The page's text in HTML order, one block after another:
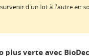
d'un lot à l'autre en
plus verte avec
des produits à votre liste